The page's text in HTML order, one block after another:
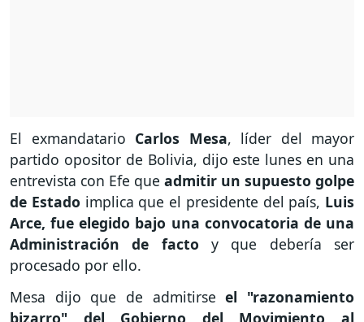
El exmandatario Carlos Mesa, líder del mayor
partido opositor de Bolivia, dijo este lunes en una
entrevista con Efe que admitir un supuesto golpe
de Estado implica que el presidente del país, Luis
Arce, fue elegido bajo una convocatoria de una
Administración de facto y que debería ser
procesado por ello.
Mesa dijo que de admitirse el "razonamiento
bizarro" del Gobierno del Movimiento al